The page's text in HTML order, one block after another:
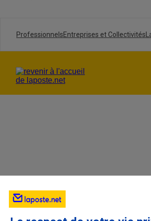
Vous pouvez créer
manuellement, ou
Les dossiers que vous
le nom du dossier dans
ProfessionnelsEntreprises et Collectivités